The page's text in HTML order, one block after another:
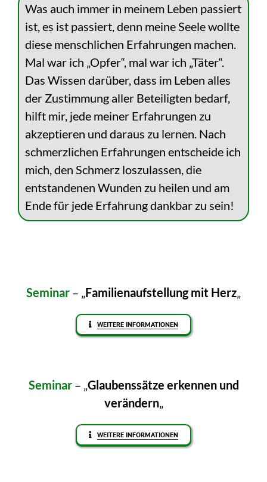
Was auch immer in meinem Leben passiert
ist, es ist passiert, denn meine Seele wollte
diese menschlichen Erfahrungen machen.
Mal war ich „Opfer“, mal war ich „Täter“.
Das Wissen darüber, dass im Leben alles
der Zustimmung aller Beteiligten bedarf,
hilft mir, jede meiner Erfahrungen zu
akzeptieren und daraus zu lernen. Nach
schmerzlichen Erfahrungen entscheide ich
mich, den Schmerz loszulassen, die
entstandenen Wunden zu heilen und am
Ende für jede Erfahrung dankbar zu sein!
Seminar – „Familienaufstellung mit Herz„
WEITERE INFORMATIONEN
Seminar– „Glaubenssätze erkennen und
verändern„
WEITERE INFORMATIONEN